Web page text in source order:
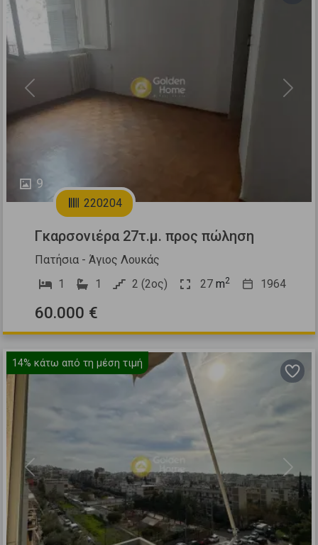
9
Previous Next
220204
Γκαρσονιέρα 27τ.μ. προς πώληση
Πατήσια - Άγιος Λουκάς
1
1 2 (2ος) 27 m2 1964
60.000 €
14% κάτω από τη μέση τιμή
Previous Next